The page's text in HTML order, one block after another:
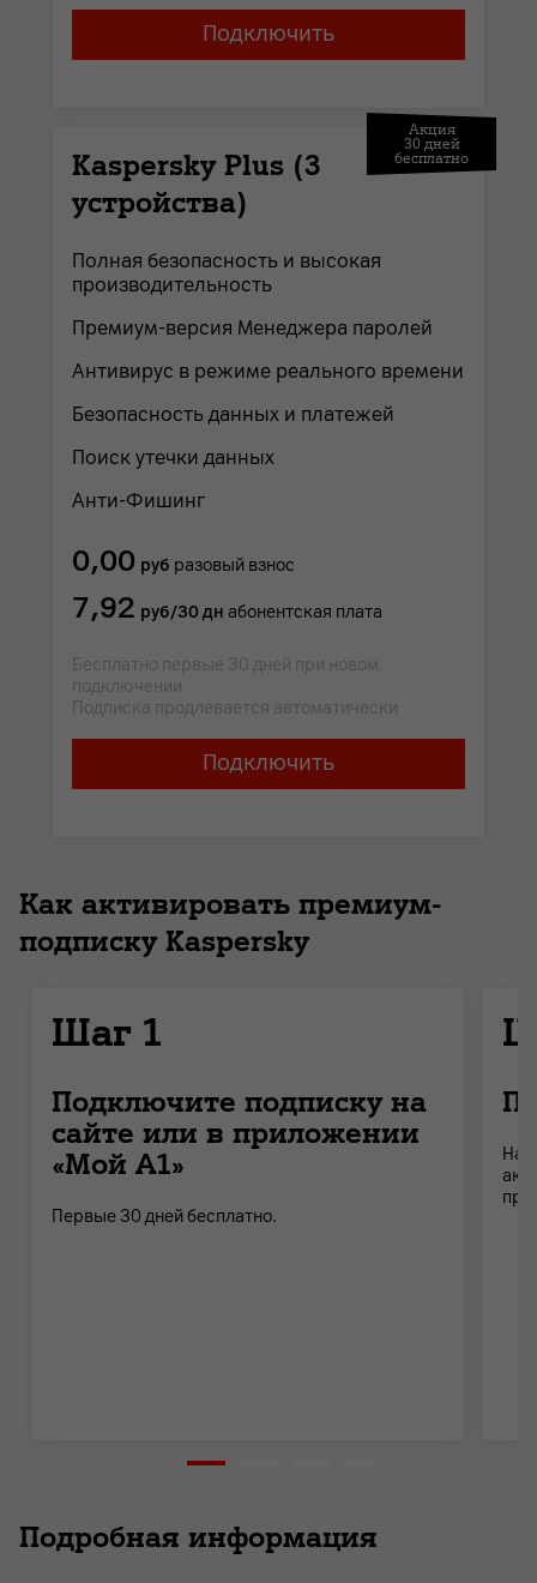
Подключить
Акция
30 дней
бесплатно
Kaspersky Plus (3
устройства)
Полная безопасность и высокая
производительность
Премиум-версия Менеджера паролей
Антивирус в режиме реального времени
Безопасность данных и платежей
Поиск утечки данных
Анти-Фишинг
0,00 руб разовый взнос
7,92 руб/30 дн абонентская плата
Бесплатно первые 30 дней при новом
подключении
Подписка продлевается автоматически
Подключить
Как активировать премиум-
подписку Kaspersky
Шаг 1
Подключите подписку на
сайте или в приложении
«Мой А1»
Первые 30 дней бесплатно.
На
Подробная информация